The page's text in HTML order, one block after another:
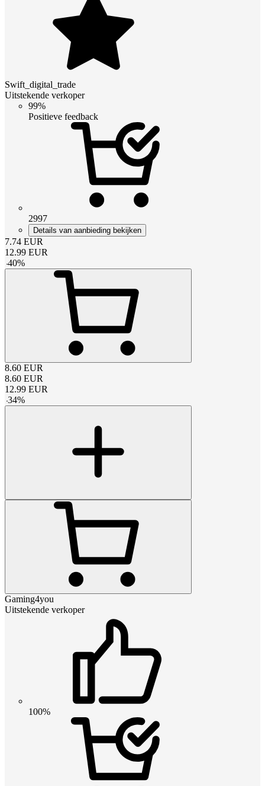
Swift_digital_trade
Uitstekende verkoper
99%
Positieve feedback
2997
Details van aanbieding bekijken
7.74 EUR
12.99 EUR
-40%
8.60 EUR
8.60 EUR
12.99 EUR
-34%
Gaming4you
Uitstekende verkoper
100%